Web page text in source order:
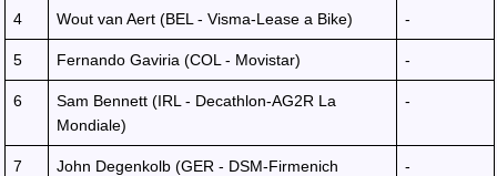
4 Wout van Aert (BEL - Visma-Lease a Bike) -
5 Fernando Gaviria (COL - Movistar) -
6
Sam Bennett (IRL - Decathlon-AG2R La
Mondiale)
-
7
John Degenkolb (GER - DSM-Firmenich
-